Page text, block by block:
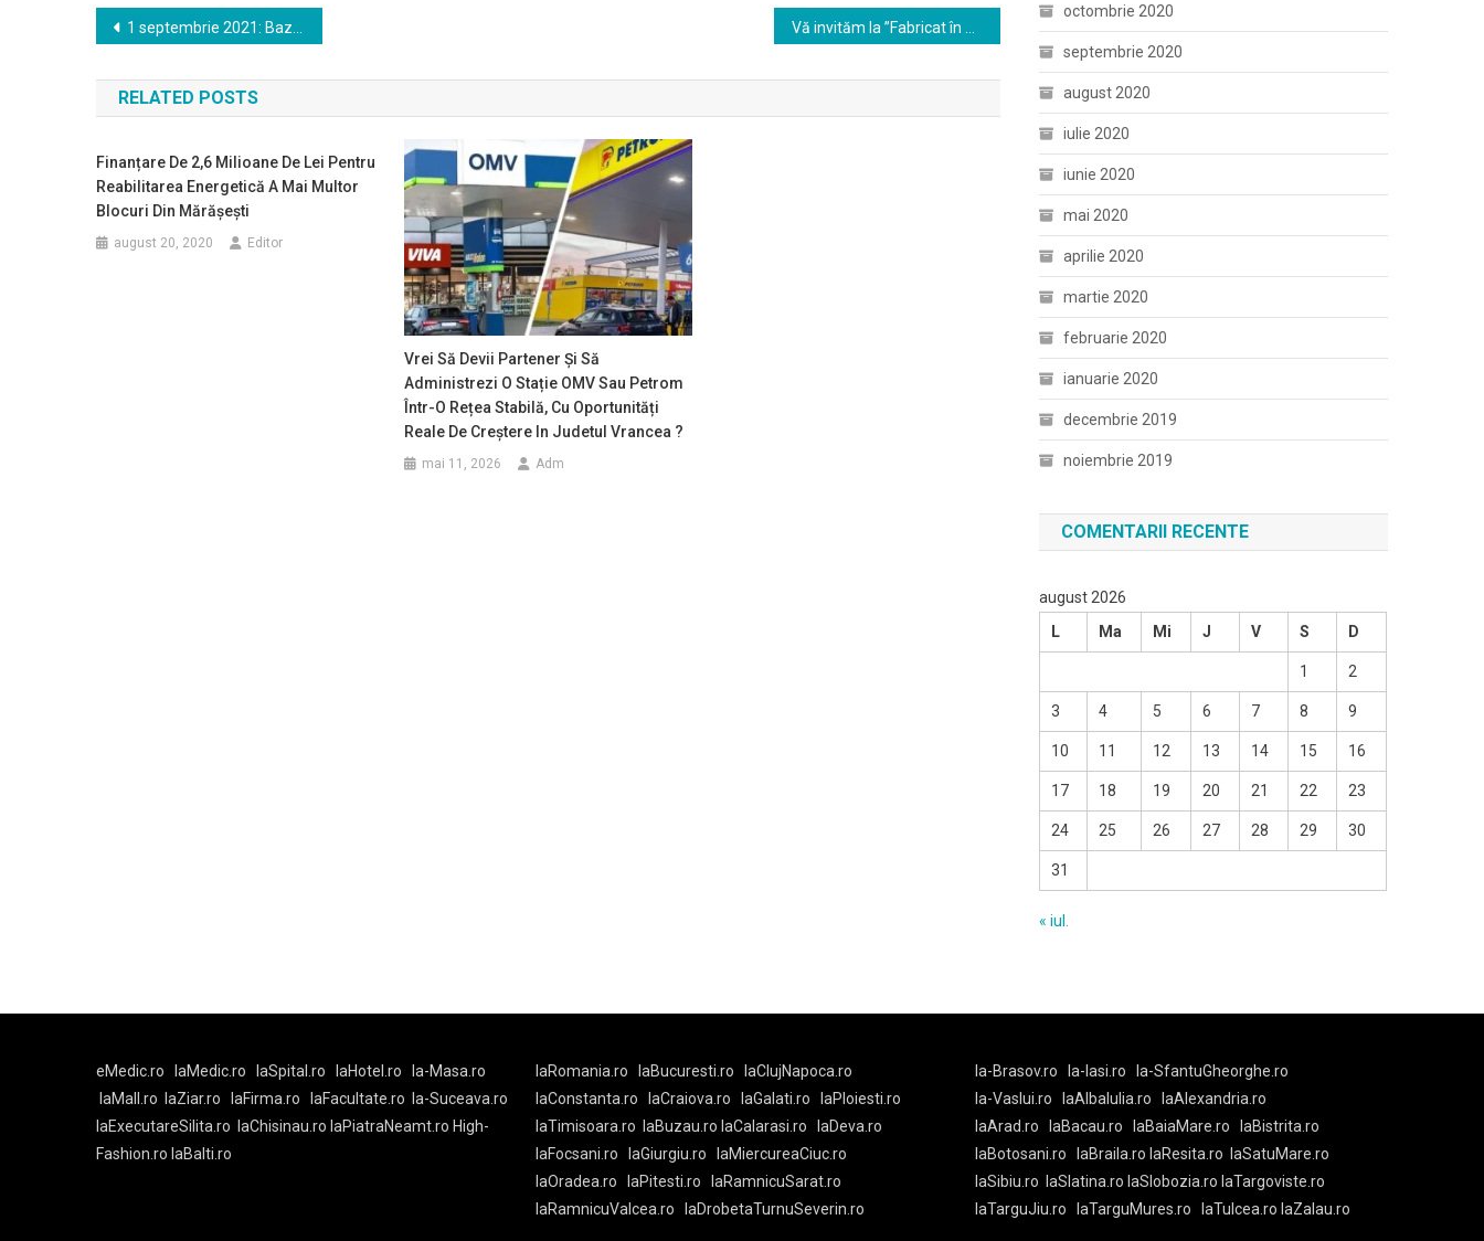
Navigare
în
articole
1 septembrie 2021: Bazinul de Înot din Focșani se redeschide! Vă invităm la ”Fabricat în Vrancea”, târg de vinuri și produse tradiționale vrâncene, în Crângul Petrești
RELATED POSTS
Finanțare De 2,6 Milioane De Lei Pentru
Reabilitarea Energetică A Mai Multor
Blocuri Din Mărășești
august 20, 2020 Editor
Vrei Să Devii Partener Și Să
Administrezi O Stație OMV Sau Petrom
Într-O Rețea Stabilă, Cu Oportunități
Reale De Creștere In Judetul Vrancea ?
mai 11, 2026 Adm
octombrie 2020
septembrie 2020
august 2020
iulie 2020
iunie 2020
mai 2020
aprilie 2020
martie 2020
februarie 2020
ianuarie 2020
decembrie 2019
noiembrie 2019
COMENTARII RECENTE
august 2026
L
Ma Mi J V S D
1 2
3 4 5 6 7 8 9
10 11 12 13 14 15 16
17 18 19 20 21 22 23
24 25 26 27 28 29 30
31
« iul.
eMedic.ro laMedic.ro laSpital.ro laHotel.ro
la-Masa.ro
laMall.ro
laZiar.ro laFirma.ro laFacultate.ro
la-Suceava.ro
laExecutareSilita.ro
laChisinau.ro laPiatraNeamt.ro High-
Fashion.ro laBalti.ro
laRomania.ro laBucuresti.ro
laClujNapoca.ro
laConstanta.ro
laCraiova.ro laGalati.ro
laPloiesti.ro
laTimisoara.ro
laBuzau.ro laCalarasi.ro
laDeva.ro
laFocsani.ro
laGiurgiu.ro
laMiercureaCiuc.ro
laOradea.ro
laPitesti.ro
laRamnicuSarat.ro
laRamnicuValcea.ro
laDrobetaTurnuSeverin.ro
la-Brasov.ro la-Iasi.ro
la-SfantuGheorghe.ro
la-Vaslui.ro
laAlbaIulia.ro
laAlexandria.ro
laArad.ro
laBacau.ro laBaiaMare.ro
laBistrita.ro
laBotosani.ro
laBraila.ro laResita.ro
laSatuMare.ro
laSibiu.ro
laSlatina.ro laSlobozia.ro laTargoviste.ro
laTarguJiu.ro
laTarguMures.ro laTulcea.ro laZalau.ro